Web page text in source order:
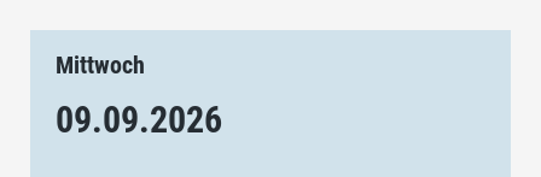
Mittwoch
09.09.2026